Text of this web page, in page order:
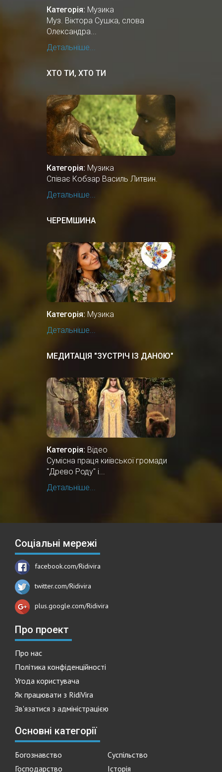
Категорія: Музика
Муз. Віктора Сушка, слова
Олександра...
Детальніше...
ХТО ТИ, ХТО ТИ
Категорія: Музика
Співає Кобзар Василь Литвин.
Детальніше...
ЧЕРЕМШИНА
Категорія: Музика
Детальніше...
МЕДИТАЦІЯ "ЗУСТРІЧ ІЗ ДАНОЮ"
Категорія: Відео
Сумісна праця київської громади
"Древо Роду" і...
Детальніше...
Соціальні мережі
facebook.com/Ridivira
twitter.com/Ridivira
plus.google.com/Ridivira
Про проект
Про нас
Політика конфіденційності
Угода користувача
Як працювати з RidiVira
Зв'язатися з адміністрацією
Основні категорії
Богознавство
Суспільство
Господарство
Історія